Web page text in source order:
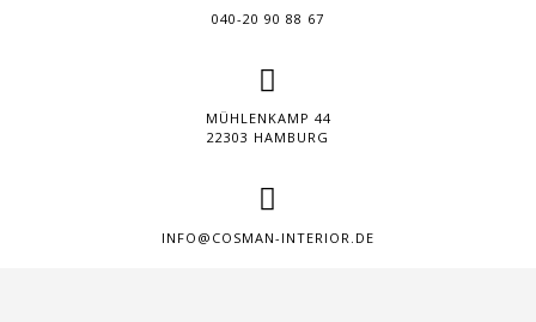
040-20 90 88 67
MÜHLENKAMP 44
22303 HAMBURG
INFO@COSMAN-INTERIOR.DE